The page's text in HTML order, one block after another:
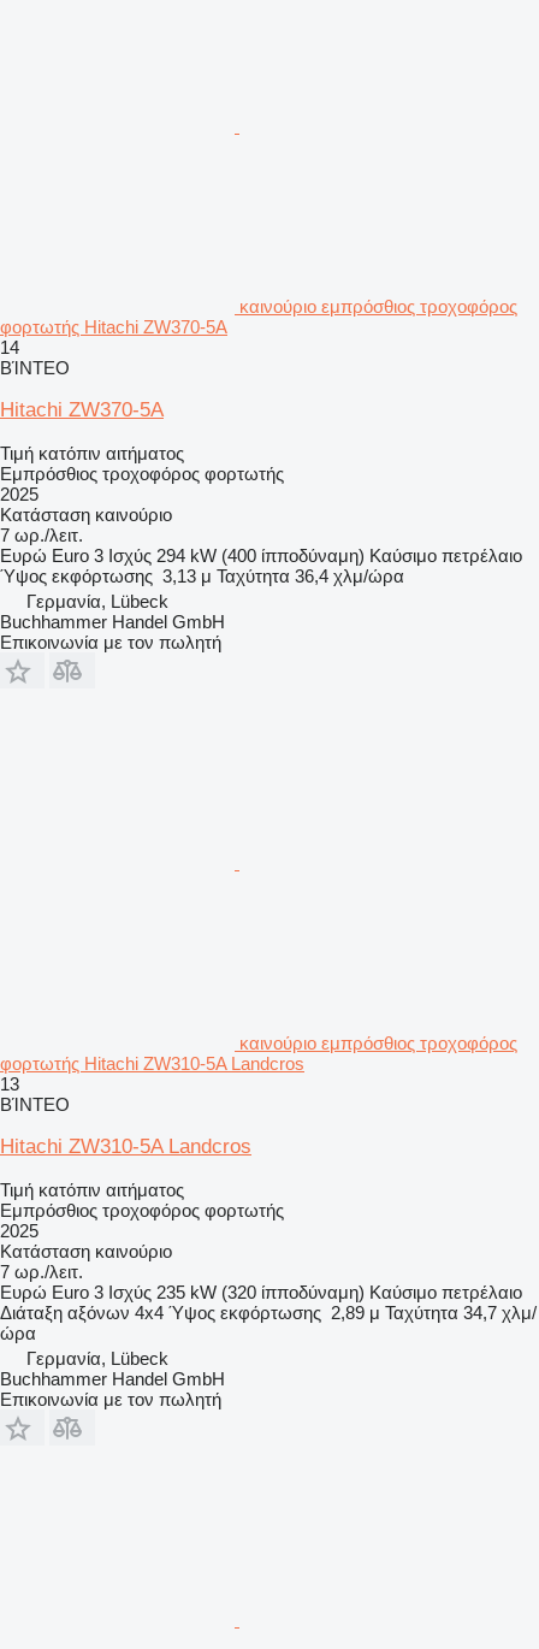
καινούριο εμπρόσθιος τροχοφόρος
φορτωτής Hitachi ZW370-5A
14
ΒΊΝΤΕΟ
Hitachi ZW370-5A
Τιμή κατόπιν αιτήματος
Εμπρόσθιος τροχοφόρος φορτωτής
2025
Κατάσταση καινούριο
7 ωρ./λειτ.
Ευρώ Euro 3 Ισχύς 294 kW (400 ίπποδύναμη) Καύσιμο πετρέλαιο
Ύψος εκφόρτωσης 3,13 μ Ταχύτητα 36,4 χλμ/ώρα
Γερμανία, Lübeck
Buchhammer Handel GmbH
Επικοινωνία με τον πωλητή
καινούριο εμπρόσθιος τροχοφόρος
φορτωτής Hitachi ZW310-5A Landcros
13
ΒΊΝΤΕΟ
Hitachi ZW310-5A Landcros
Τιμή κατόπιν αιτήματος
Εμπρόσθιος τροχοφόρος φορτωτής
2025
Κατάσταση καινούριο
7 ωρ./λειτ.
Ευρώ Euro 3 Ισχύς 235 kW (320 ίπποδύναμη) Καύσιμο πετρέλαιο
Διάταξη αξόνων 4x4 Ύψος εκφόρτωσης 2,89 μ Ταχύτητα 34,7 χλμ/
ώρα
Γερμανία, Lübeck
Buchhammer Handel GmbH
Επικοινωνία με τον πωλητή